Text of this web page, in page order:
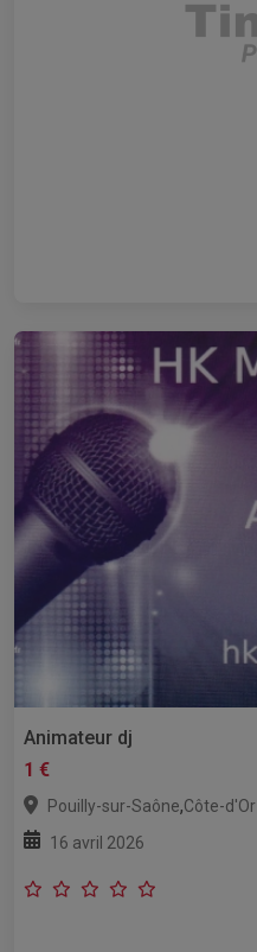
Animateur dj
1 €
Pouilly-sur-Saône,Côte-d'Or
16 avril 2026